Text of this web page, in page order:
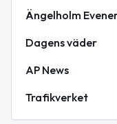
Ängelholm
Dagens väder
AP News
Trafikverket